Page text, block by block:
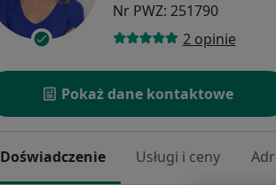
Nr PWZ: 251790
2 opinie
Pokaż dane kontaktowe
Doświadczenie Usługi i ceny